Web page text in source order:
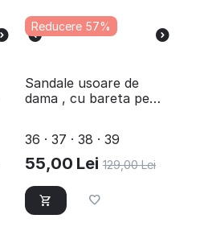
Reducere 57%
Sandale usoare de
dama , cu bareta pe
36 · 37 · 38 · 39
55,00 Lei 129,00 Lei